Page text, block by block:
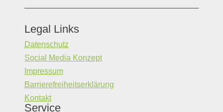
Legal Links
Datenschutz
Social Media Konzept
Impressum
Barrierefreiheitserklärung
Kontakt
Service